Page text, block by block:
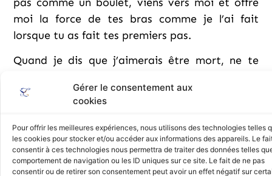
Gérer le consentement aux
cookies
Pour offrir les meilleures expériences, nous utilisons des technologies telles
les cookies pour stocker et/ou accéder aux informations des appareils. Le
consentir à ces technologies nous permettra de traiter des données telles
comportement de navigation ou les ID uniques sur ce site. Le fait de ne pas
consentir ou de retirer son consentement peut avoir un effet négatif sur
moi la force de tes bras comme je l’ai fait
lorsque tu as fait tes premiers pas.
Quand je dis que j’aimerais être mort, ne te
pousse à le dire. Essaie de comprendre qu’à
Un jour, tu découvriras que malgré mes erreurs
je n’ai toujours voulu que le meilleur pour toi,
que j’ai tenté de te préparer la route.